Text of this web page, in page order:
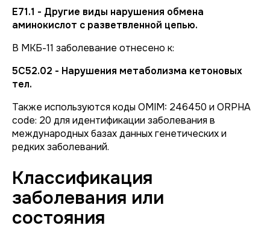
E71.1 - Другие виды нарушения обмена
аминокислот с разветвленной цепью.
В МКБ-11 заболевание отнесено к:
5C52.02 - Нарушения метаболизма кетоновых
тел.
Также используются коды OMIM: 246450 и ORPHA
code: 20 для идентификации заболевания в
международных базах данных генетических и
редких заболеваний.
Классификация
заболевания или
состояния